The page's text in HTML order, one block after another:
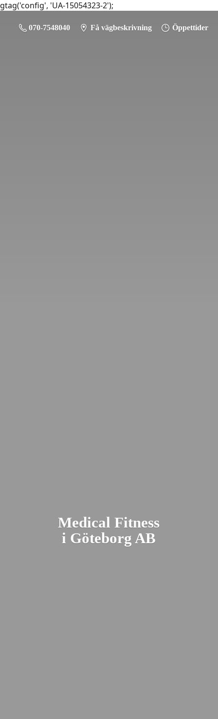
gtag('config', 'UA-15054323-2');
070-7548040 Få vägbeskrivning Öppettider
Medical Fitness
i Göteborg AB